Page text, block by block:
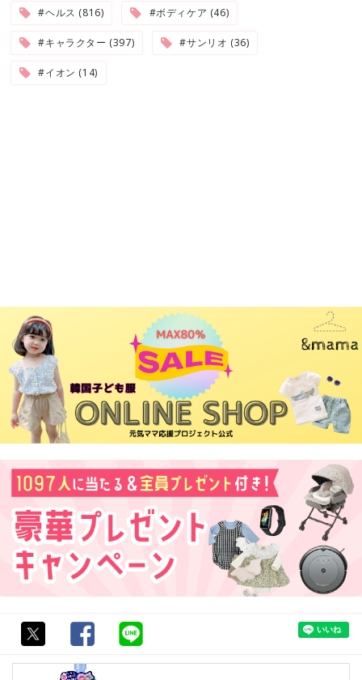
#ヘルス (816) #ボディケア (46)
#キャラクター (397) #サンリオ (36)
#イオン (14)